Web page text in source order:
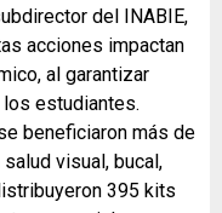
del INABIE,
acciones impactan
al garantizar
estudiantes.
beneficiaron más de
visual, bucal,
395 kits